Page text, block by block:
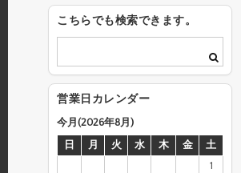
こちらでも検索できます。
営業日カレンダー
今月(2026年8月)
日
月 火 水 木 金
土
1